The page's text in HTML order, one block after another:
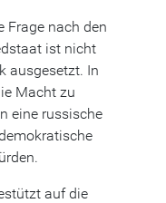
Frage nach den
ist nicht
ausgesetzt. In
Macht zu
eine russische
auf die